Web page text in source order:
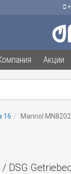
Акции
16 Mannol
/ DSG